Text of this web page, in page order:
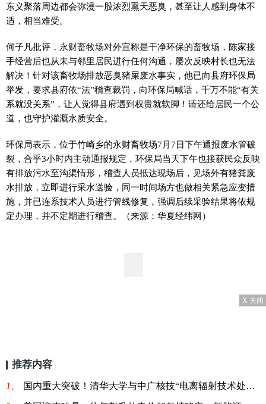
东义聚落周边都会弥漫一股浓烈熏天恶臭，甚至让人感到身体不
适，相当难受。
何子凡批评，永财畜牧场对外宣称是干净环保的畜牧场，陈家接
手经营后也从未与邻里居民进行任何沟通，屡次反映村长也无法
解决！针对该畜牧场排放恶臭猪屎废水事实，他已向县府环保局
举发，要求县府依“法”稽查裁罚，向环保局喊话，千万不能“有关
系就没关系”，让人觉得县府遇到权贵就软脚！请还给居民一个公
道，也守护灌溉水质安全。
环保局表示，位于竹崎乡的永财畜牧场7月7日下午通报废水管破
裂，合乎3小时内主动通报规定，环保局当天下午也接获民众反映
有排放污水至沟渠情形，稽查人员抵达现场后，见场外有猪粪废
水排放，立即进行采水送验，同一时间场方也做相关紧急应变措
施，并已连系技术人员进行管线修复，强调后续采验结果将依规
定办理，并不定期进行稽查。（来源：华夏经纬网）
X 关闭
推荐内容
1、 国内重大突破！清华大学与中广核技“电离辐射技术处理抗生素废水及菌渣”